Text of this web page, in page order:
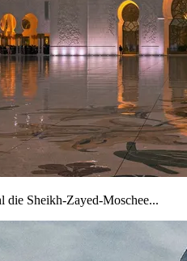
die Sheikh-Zayed-Moschee...